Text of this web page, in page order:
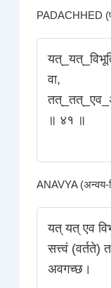
PADACHHED
वा,
॥ ४१ ॥
ANAVYA (अन्वय-
यत् यत् एव
सत्त्वं
अवगच्छ।